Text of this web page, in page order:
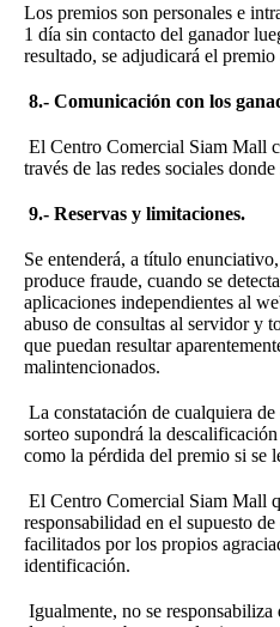
Los premios son personales e
1 día sin contacto del ganador
resultado, se adjudicará el
8.- Comunicación con los
El Centro Comercial Siam Mall
través de las redes sociales
9.- Reservas y limitaciones.
Se entenderá, a título
produce fraude, cuando se
aplicaciones independientes al
abuso de consultas al servidor y
que puedan resultar
malintencionados.
La constatación de cualquiera
sorteo supondrá la
como la pérdida del premio si se
El Centro Comercial Siam Mall
responsabilidad en el supuesto
facilitados por los propios
identificación.
Igualmente, no se responsabiliza